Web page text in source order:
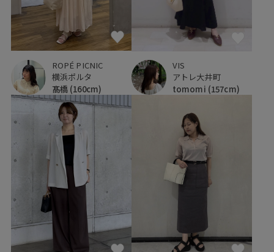
ROPÉ PICNIC
横浜ポルタ
髙橋 (160cm)
VIS
アトレ大井町
tomomi (157cm)